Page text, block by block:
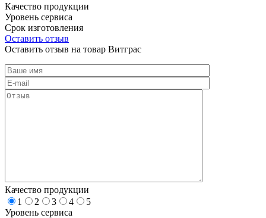
Качество продукции
Уровень сервиса
Срок изготовления
Оставить отзыв
Оставить отзыв на товар Витграс
Качество продукции
1
2 3 4
5
Уровень сервиса